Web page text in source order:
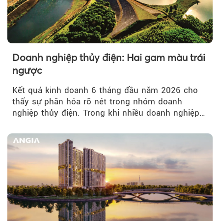
Doanh nghiệp thủy điện: Hai gam màu trái
ngược
Kết quả kinh doanh 6 tháng đầu năm 2026 cho
thấy sự phân hóa rõ nét trong nhóm doanh
nghiệp thủy điện. Trong khi nhiều doanh nghiệp